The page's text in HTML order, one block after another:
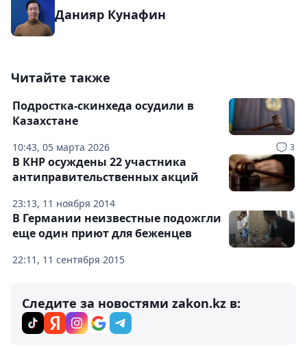
Данияр Кунафин
Читайте также
10:43, 05 марта 2026 3
Подростка-скинхеда осудили в
Казахстане
23:13, 11 ноября 2014
В КНР осуждены 22 участника
антиправительственных акций
22:11, 11 сентября 2015
В Германии неизвестные подожгли
еще один приют для беженцев
Следите за новостями zakon.kz в: